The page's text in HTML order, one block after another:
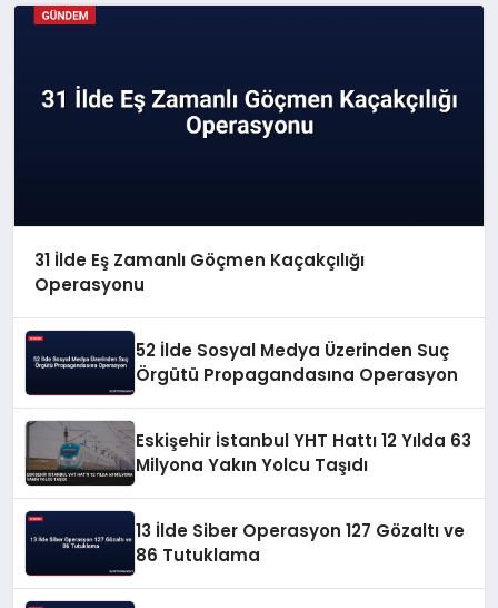
31 İlde Eş Zamanlı Göçmen Kaçakçılığı
Operasyonu
52 İlde Sosyal Medya Üzerinden Suç
Örgütü Propagandasına Operasyon
Eskişehir İstanbul YHT Hattı 12 Yılda 63
Milyona Yakın Yolcu Taşıdı
13 İlde Siber Operasyon 127 Gözaltı ve
86 Tutuklama